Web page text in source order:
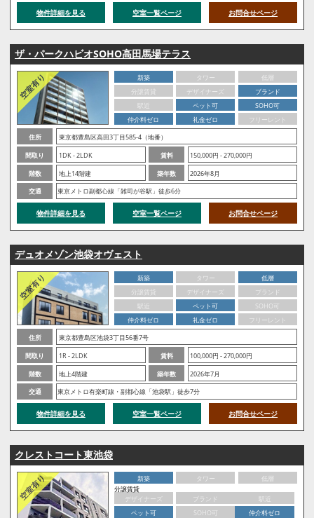
物件詳細を見る 空室一覧ページ お問合せページ
ザ・パークハビオSOHO高田馬場テラス
新築 タワー
低層
分譲賃貸
デザイナーズ
ブランド
駅近
ペット可
SOHO可
仲介料ゼロ
礼金ゼロ
フリーレント
住所
東京都豊島区高田3丁目585-4（地番）
間取り
1DK - 2LDK 賃料
150,000円 - 270,000円
階数
地上14階建 築年数
2026年8月
交通
東京メトロ副都心線「雑司が谷駅」徒歩6分
物件詳細を見る 空室一覧ページ お問合せページ
デュオメゾン池袋オヴェスト
新築 タワー
低層
分譲賃貸
デザイナーズ
ブランド
駅近
ペット可
SOHO可
仲介料ゼロ
礼金ゼロ
フリーレント
住所
東京都豊島区池袋3丁目56番7号
間取り
1R - 2LDK 賃料
100,000円 - 270,000円
階数
地上4階建 築年数
2026年7月
交通
東京メトロ有楽町線・副都心線「池袋駅」徒歩7分
物件詳細を見る 空室一覧ページ お問合せページ
クレストコート東池袋
新築 タワー
低層
分譲賃貸
デザイナーズ
ブランド
駅近
ペット可
SOHO可
仲介料ゼロ